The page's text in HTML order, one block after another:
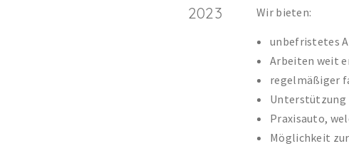
2023
Wir bieten:
unbefristetes
Arbeiten weit
regelmäßiger
Unterstützung
Praxisauto,
Möglichkeit